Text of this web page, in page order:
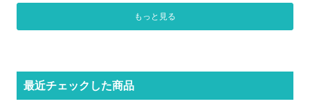
もっと見る
最近チェックした商品